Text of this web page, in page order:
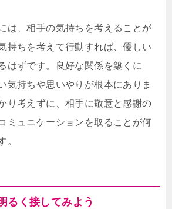
は、相手の気持ちを考えることが
持ちを考えて行動すれば、優しい
はずです。良好な関係を築くに
気持ちや思いやりが根本にありま
り考えずに、相手に敬意と感謝の
ミュニケーションを取ることが何
。
るく接してみよう